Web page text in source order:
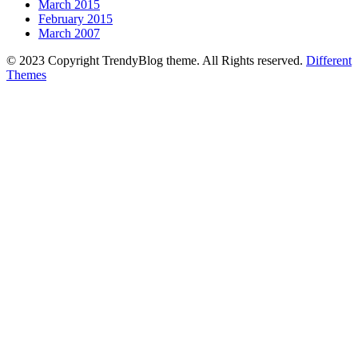
March 2015
February 2015
March 2007
© 2023 Copyright TrendyBlog theme. All Rights reserved. Different
Themes